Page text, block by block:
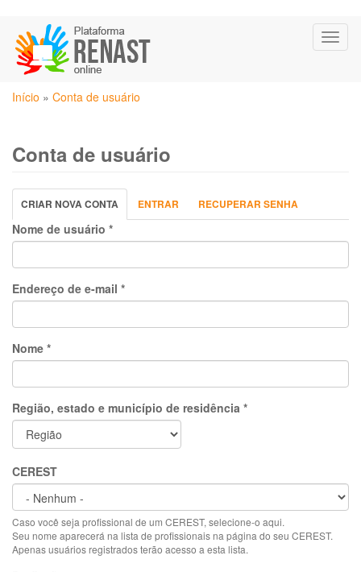
para
conteúdo
principal
Você
Início » Conta de usuário
Conta de usuário
Abas
primárias
CRIAR NOVA CONTA (ABA
ATIVA)
ENTRAR RECUPERAR SENHA
Nome de usuário *
Endereço de e-mail *
Nome *
Região, estado e município de residência *
CEREST
Caso você seja profissional de um CEREST, selecione-o aqui.
Seu nome aparecerá na lista de profissionais na página do seu CEREST.
Apenas usuários registrados terão acesso a esta lista.